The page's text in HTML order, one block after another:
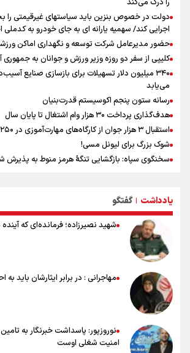
دولت در خصوص بنزین باید سیاستهای غیرقیمتی را
اجرایی کند/ سهمیه یارانه ای به جای خودرو به
حضور مدیرعامل شرکت توسعه و نگهداری اماکن
کلیپی از سفر دو روزه وزیر ورزش و جوانان به جمهوری
۳۴۰ میلیون دلار تسهیلات برای بازسازی صنایع
می‌یابد
رسانه ستون پنجم اکوسیستم قدرت‌بنیان
هدف‌گذاری پرداخت ۳۰ هزار وام اشتغال تا پایان سال
استقبال ۳ هزار جوان از کارگاه‌های مهارت‌آموزی در ۲۵۰ شهرستان کشور
شوک بزرگ برای لیونل مسی!
سخنگوی سپاه: بازگشایی تنگۀ هرمز منوط به پذیرش
ورود مواد آلاینده به منابع آب از نگرانی‌های جدی
دست رفتن باروری خاک
مروری بر زندگینامه خبرنگار شهید «محمود صارمی»
۱۷ مرداد؛ روز خبرنگار
خانواده شهید لاریجانی: از اظهارات شتاب‌زده درباره
کنید
اشک‌های CR7 به قیمت ۲۳ سال تلاش؛ گریه نکن آقای رونالدو
حیدری: افزایش تیم‌های جام جهانی هم سود داشت و
جام جهانی مردود نشد
یادداشت | گفتگو
شهید نصیرزاده؛ فرمانده‌ای که
مهاجرانی : در برابر ایثارشان باید به
نوروزپور: پاسداشت خبرنگار به
امنیت شغلی اوست